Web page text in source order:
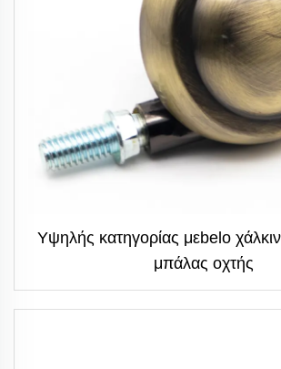
Υψηλής κατηγορίας μεbelo
μπάλας οχτής